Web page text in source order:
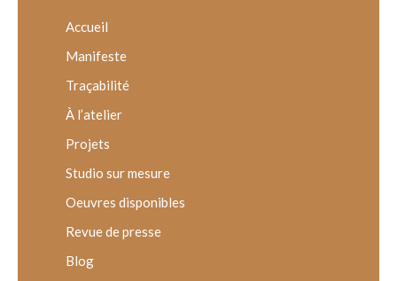
Accueil
Manifeste
Traçabilité
À l’atelier
Projets
Studio sur mesure
Oeuvres disponibles
Revue de presse
Blog